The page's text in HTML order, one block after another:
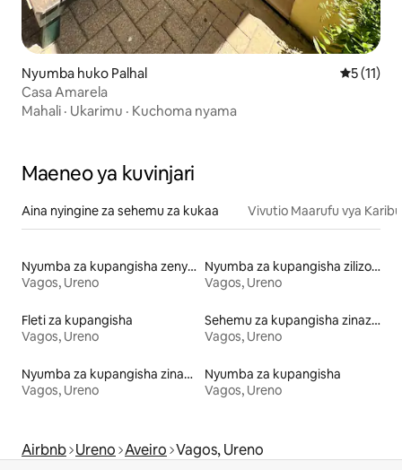
Nyumba huko Palhal Ukadiriaji
5 (11)
Casa Amarela
Mahali · Ukarimu · Kuchoma nyama
Maeneo ya kuvinjari
Aina nyingine za sehemu za kukaa Vivutio Maarufu vya Karibu
Nyumba za kupangisha zenye mabwawa
Vagos, Ureno
Nyumba za kupangisha zilizo na ufikiaji wa ufukweni
Vagos, Ureno
Fleti za kupangisha
Vagos, Ureno
Sehemu za kupangisha zinazowafaa wanyama vipenzi
Vagos, Ureno
Nyumba za kupangisha zinazofaa familia
Vagos, Ureno
Nyumba za kupangisha
Vagos, Ureno
Airbnb Ureno Aveiro Vagos, Ureno